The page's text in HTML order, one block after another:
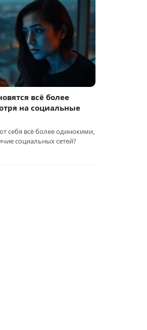
всё более
на социальные
себя всё более одинокими,
социальных сетей?